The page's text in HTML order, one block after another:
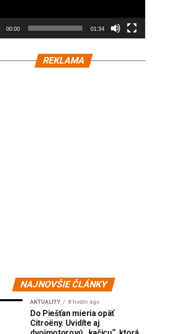
00:00 01:34
REKLAMA
NAJNOVŠIE ČLÁNKY
AKTUALITY 8 hodín ago
Do Piešťan mieria opäť
Citroëny. Uvidíte aj